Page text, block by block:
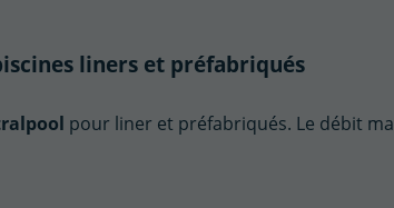
liners et préfabriqués
pour liner et préfabriqués. Le débit